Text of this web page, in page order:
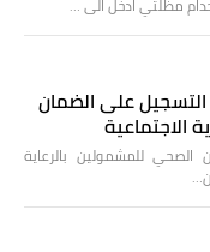
على الضمان
الاجتماعية
للمشمولين بالرعاية